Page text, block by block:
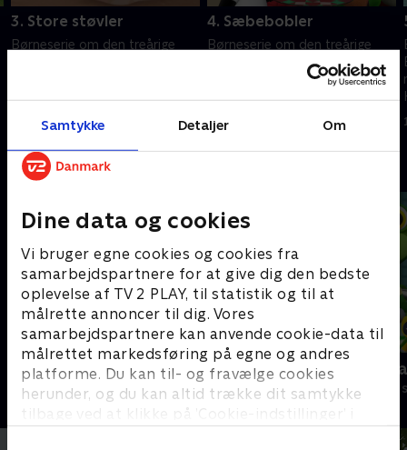
Samtykke Detaljer Om
Dine data og cookies
Vi bruger egne cookies og cookies fra
samarbejdspartnere for at give dig den bedste
oplevelse af TV 2 PLAY, til statistik og til at
målrette annoncer til dig. Vores
samarbejdspartnere kan anvende cookie-data til
målrettet markedsføring på egne og andres
platforme. Du kan til- og fravælge cookies
herunder, og du kan altid trække dit samtykke
tilbage ved at klikke på ’Cookie-indstillinger’ i
3. Store støvler
Børneserie om den treårige
1. maj 2023 • 7 min
4. Sæbebobler
Børneserie om den treårige
Bing, der indser, at der er så
meget at lære, når man er lille.
1. maj 2023 • 7 min
Andre så også
Gurli Gris
Børneserier • 4 sæsoner
Geckos
Børneserier • 2